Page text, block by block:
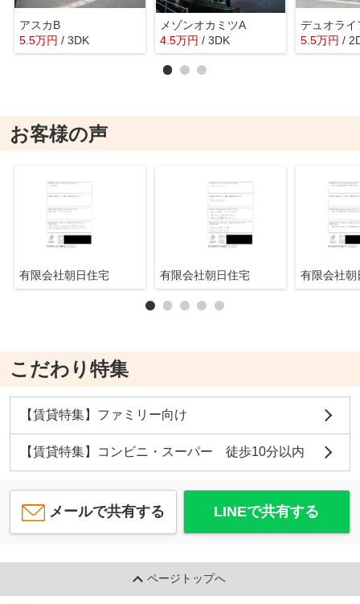
アスカB
5.5万円 / 3DK
メゾンオカミツA
4.5万円 / 3DK
デュオライ
5.5万円 /
お客様の声
有限会社朝日住宅 有限会社朝日住宅 有限会社
こだわり特集
【賃貸特集】ファミリー向け
【賃貸特集】コンビニ・スーパー 徒歩10分以内
メールで共有する LINEで共有する
ページトップへ